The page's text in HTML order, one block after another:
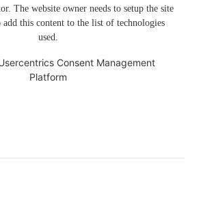
The website owner needs to setup the site
this content to the list of technologies
used.
Consent Management
Platform